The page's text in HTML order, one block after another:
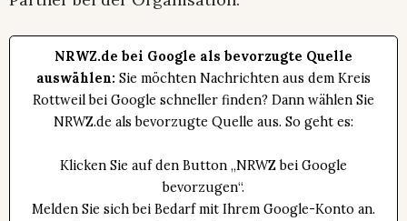
NRWZ.de bei Google als bevorzugte Quelle
auswählen: Sie möchten Nachrichten aus dem Kreis
Rottweil bei Google schneller finden? Dann wählen Sie
NRWZ.de als bevorzugte Quelle aus. So geht es:
Klicken Sie auf den Button „NRWZ bei Google
bevorzugen“.
Melden Sie sich bei Bedarf mit Ihrem Google-Konto an.